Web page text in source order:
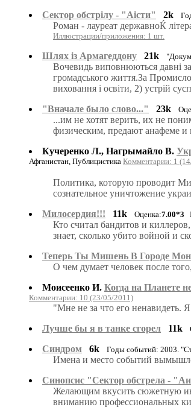
Сектор обстрiлу - "Аiсти"
2k
Роман - лауреат державноЌ
Иллюстрации/приложения: 1 шт.
Шлях iз Армагеддону 21k
Вочевидь виповнюються давнi
громадського життя.За
виховання i освiти, 2) устрiй
"Вначале было слово..."
23k
...им не хотят верить, их не
физическим, предают анафеме и
Кучеренко Л., Нагрымайло В.
Афганистан, Публицистика Комментарии: 1
Политика, которую проводит
сознательное уничтожение
Милосердия!!!
11k Оценка:7.00*3
Кто считал бандитов и
знает, сколько убито войной и
Теперь Ты Мишень В Городе
О чем думает человек после
Моисеенко И. Когда на Планете
Комментарии: 10 (23/05/2011)
"Мне не за что его ненавидеть.
Лучше бы я в танке сгорел
11k
Синдром 6k Годы событий: 2003.
Имена и место событий
Синопсис "Сектор обстрела -
Желающим вкусить сюжетную
вниманию профессиональных